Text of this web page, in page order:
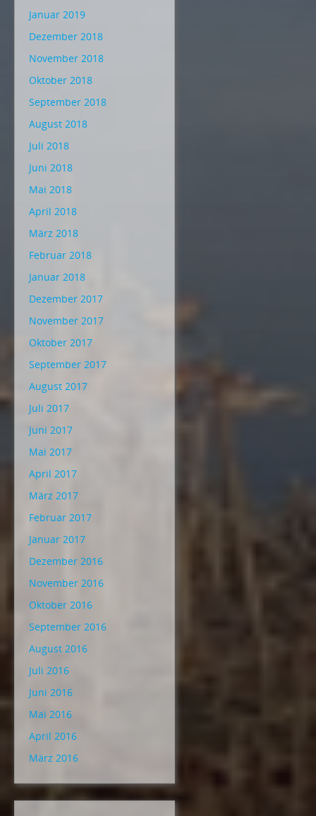
Januar 2019
Dezember 2018
November 2018
Oktober 2018
September 2018
August 2018
Juli 2018
Juni 2018
Mai 2018
April 2018
März 2018
Februar 2018
Januar 2018
Dezember 2017
November 2017
Oktober 2017
September 2017
August 2017
Juli 2017
Juni 2017
Mai 2017
April 2017
März 2017
Februar 2017
Januar 2017
Dezember 2016
November 2016
Oktober 2016
September 2016
August 2016
Juli 2016
Juni 2016
Mai 2016
April 2016
März 2016